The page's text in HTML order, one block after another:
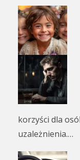
korzyści dla
uzależnienia.…